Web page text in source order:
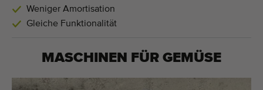
Weniger Amortisation
Gleiche Funktionalität
MASCHINEN FÜR GEMÜSE